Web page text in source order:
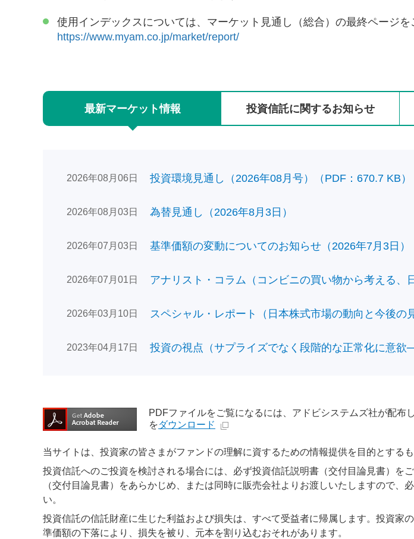
使用インデックスについては、マーケット見通し（総合）の最終ページを
https://www.myam.co.jp/market/report/
最新マーケット情報 投資信託に関するお知らせ
2026年08月06日 投資環境見通し（2026年08月号）（PDF：670.7 KB）
2026年08月03日 為替見通し（2026年8月3日）
2026年07月03日 基準価額の変動についてのお知らせ（2026年7月3日）
2026年07月01日 アナリスト・コラム（コンビニの買い物から考える、
2026年03月10日 スペシャル・レポート（日本株式市場の動向と今後の
2023年04月17日 投資の視点（サプライズでなく段階的な正常化に意欲
PDFファイルをご覧になるには、アドビシステムズ社が配布
をダウンロード
当サイトは、投資家の皆さまがファンドの理解に資するための情報提供を目的とするも
投資信託へのご投資を検討される場合には、必ず投資信託説明書（交付目論見書）
（交付目論見書）をあらかじめ、または同時に販売会社よりお渡しいたしますので
い。
投資信託の信託財産に生じた利益および損失は、すべて受益者に帰属します。投資
準価額の下落により、損失を被り、元本を割り込むおそれがあります。